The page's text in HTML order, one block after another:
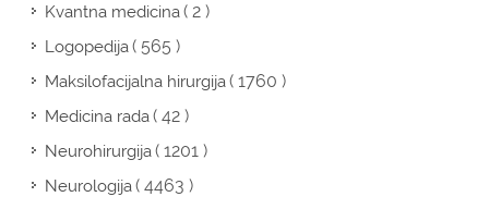
Kvantna medicina( 2 )
Logopedija( 565 )
Maksilofacijalna hirurgija( 1760 )
Medicina rada( 42 )
Neurohirurgija( 1201 )
Neurologija( 4463 )